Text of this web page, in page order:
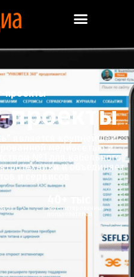
проекты
проекты
является крупнейшей
медиасетью и
№1 для кабельного
и объединяет
и сервисов
зарегистированных
пользователей